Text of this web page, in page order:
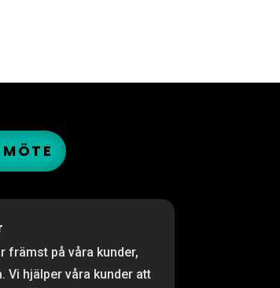
främst på våra kunder,
Vi hjälper våra kunder att